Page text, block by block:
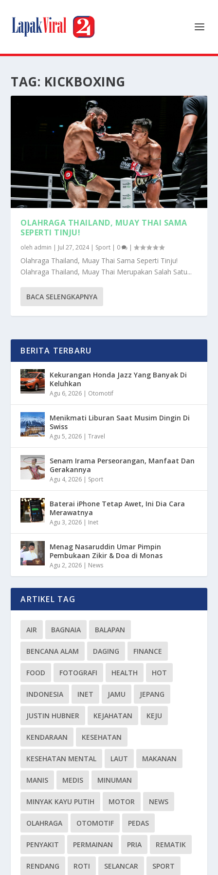
TAG: KICKBOXING
OLAHRAGA THAILAND, MUAY THAI SAMA
SEPERTI TINJU!
oleh admin | Jul 27, 2024| Sport | 0 |
Olahraga Thailand, Muay Thai Sama Seperti Tinju!
Olahraga Thailand, Muay Thai Merupakan Salah Satu...
BACA SELENGKAPNYA
BERITA TERBARU
Kekurangan Honda Jazz Yang Banyak Di
Keluhkan
Agu 6, 2026 | Otomotif
Menikmati Liburan Saat Musim Dingin Di
Swiss
Agu 5, 2026 |Travel
Senam Irama Perseorangan, Manfaat Dan
Gerakannya
Agu 4, 2026 | Sport
Baterai iPhone Tetap Awet, Ini Dia Cara
Merawatnya
Agu 3, 2026 | Inet
Menag Nasaruddin Umar Pimpin
Pembukaan Zikir & Doa di Monas
Agu 2, 2026 | News
ARTIKEL TAG
AIR BAGNAIA BALAPAN
BENCANA ALAM DAGING FINANCE
FOOD FOTOGRAFI HEALTH HOT
INDONESIA INET JAMU JEPANG
JUSTIN HUBNER KEJAHATAN KEJU
KENDARAAN KESEHATAN
KESEHATAN MENTAL LAUT MAKANAN
MANIS MEDIS MINUMAN
MINYAK KAYU PUTIH MOTOR NEWS
OLAHRAGA OTOMOTIF PEDAS
PENYAKIT PERMAINAN PRIA REMATIK
RENDANG ROTI SELANCAR SPORT